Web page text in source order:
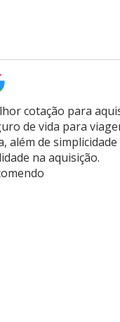
cotação para
de vida para
além de simplicidade
na aquisição.